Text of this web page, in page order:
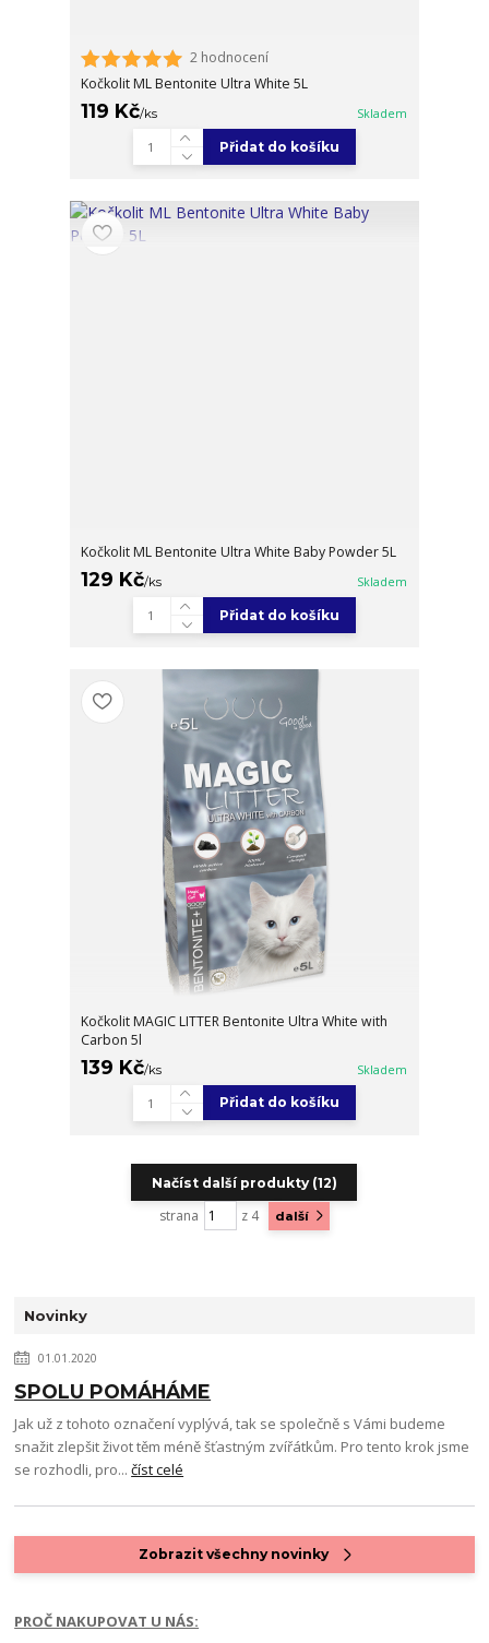
2 hodnocení
Kočkolit ML Bentonite Ultra White 5L
119 Kč/ks Skladem
Přidat do košíku
Kočkolit ML Bentonite Ultra White Baby Powder 5L
129 Kč/ks Skladem
Přidat do košíku
Kočkolit MAGIC LITTER Bentonite Ultra White with
Carbon 5l
139 Kč/ks Skladem
Přidat do košíku
Načíst další produkty (12)
strana z 4 další
Novinky
01.01.2020
SPOLU POMÁHÁME
Jak už z tohoto označení vyplývá, tak se společně s Vámi budeme
snažit zlepšit život těm méně šťastným zvířátkům. Pro tento krok jsme
se rozhodli, pro...číst celé
Zobrazit všechny novinky
PROČ NAKUPOVAT U NÁS: